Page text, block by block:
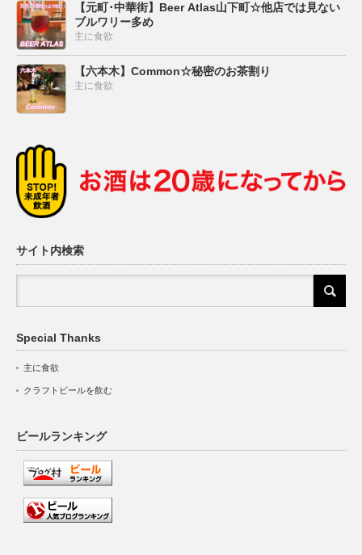
【元町･中華街】Beer Atlas山下町☆他店では見ない
ブルワリー多め
主に食欲
【六本木】Common☆秘密のお茶割り
主に食欲
サイト内検索
Special Thanks
主に食欲
クラフトビールを飲む
ビールランキング